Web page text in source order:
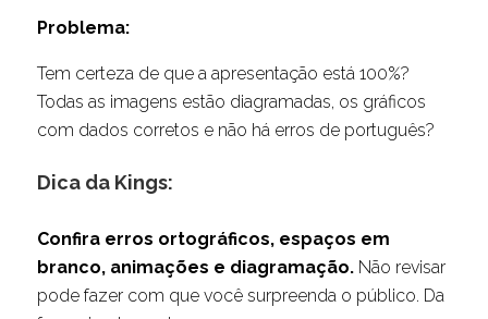
Problema:
Tem certeza de que a apresentação está 100%?
Todas as imagens estão diagramadas, os gráficos
com dados corretos e não há erros de português?
Dica da Kings:
Confira erros ortográficos, espaços em
branco, animações e diagramação.Não revisar
pode fazer com que você surpreenda o público. Da